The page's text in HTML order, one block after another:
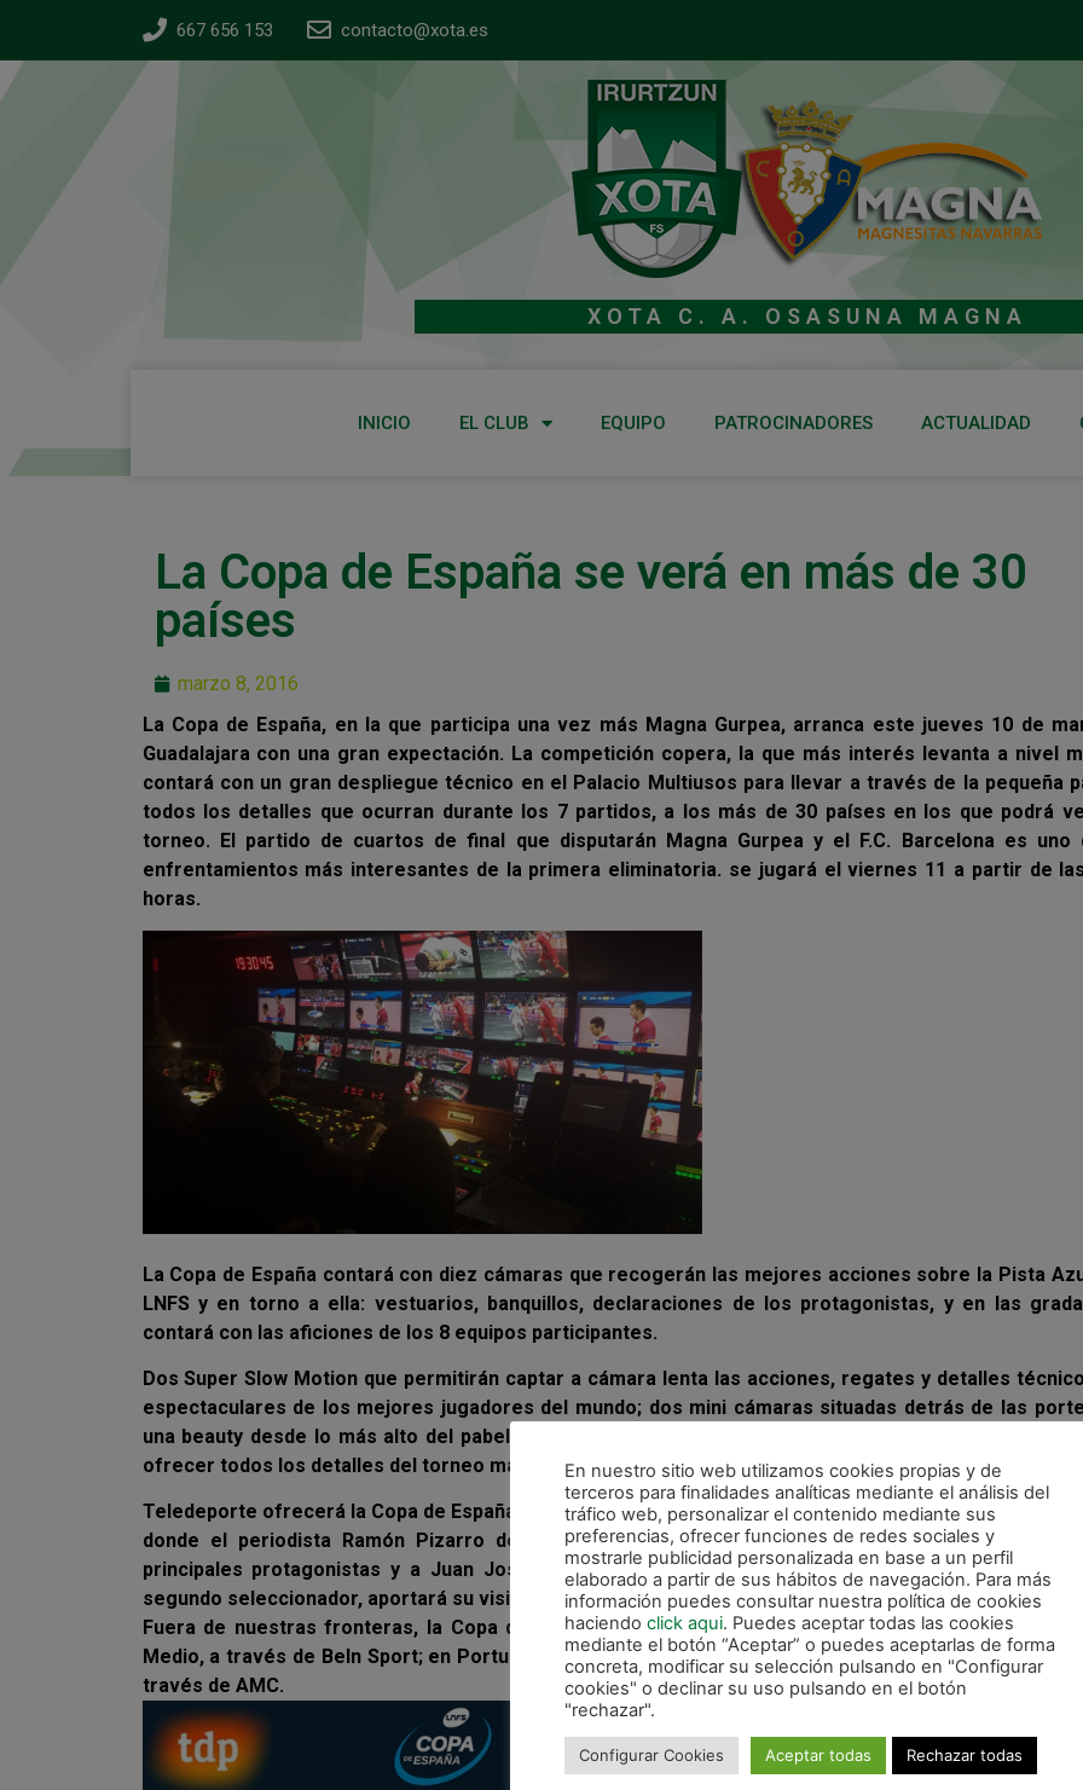
667 656 153 contacto@xota.es
XOTA C. A. OSASUNA MAGNA
INICIO EL CLUB EQUIPO PATROCINADORES ACTUALIDAD
La Copa de España se verá en más de 30
países
marzo 8, 2016
La Copa de España, en la que participa una vez más Magna Gurpea, arranca este jueves 10 de
Guadalajara con una gran expectación. La competición copera, la que más interés levanta a nivel
contará con un gran despliegue técnico en el Palacio Multiusos para llevar a través de la pequeña
todos los detalles que ocurran durante los 7 partidos, a los más de 30 países en los que podrá
torneo. El partido de cuartos de final que disputarán Magna Gurpea y el F.C. Barcelona es uno
enfrentamientos más interesantes de la primera eliminatoria. se jugará el viernes 11 a partir de
horas.
La Copa de España contará con diez cámaras que recogerán las mejores acciones sobre la Pista
LNFS y en torno a ella: vestuarios, banquillos, declaraciones de los protagonistas, y en las
contará con las aficiones de los 8 equipos participantes.
Dos Super Slow Motion que permitirán captar a cámara lenta las acciones, regates y detalles
espectaculares de los mejores jugadores del mundo; dos mini cámaras situadas detrás de las
una beauty desde lo más alto del pabellón, serán los principales atractivos de una apuesta
ofrecer todos los detalles del torneo más prestigioso del Fútbol Sala Nacional.
Teledeporte ofrecerá la Copa de España íntegramente en directo, con un previo de 15 minutos cada
donde el periodista Ramón Pizarro desgranará todo lo que acontezca durante el torneo,
principales protagonistas y a Juan José Rodriguez-Navia ‘Cancho’, el que fuera portero
segundo seleccionador, aportará su visión técnica en cada partido.
Fuera de nuestras fronteras, la Copa de España podrá verse en 26 países del norte de África y
Medio, a través de BeIn Sport; en Portugal, a través de TVI24, y en Hungría, República Checa y
través de AMC.
En nuestro sitio web utilizamos cookies propias y de
terceros para finalidades analíticas mediante el análisis del
tráfico web, personalizar el contenido mediante sus
preferencias, ofrecer funciones de redes sociales y
mostrarle publicidad personalizada en base a un perfil
elaborado a partir de sus hábitos de navegación. Para más
información puedes consultar nuestra política de cookies
haciendo click aqui. Puedes aceptar todas las cookies
mediante el botón “Aceptar” o puedes aceptarlas de forma
concreta, modificar su selección pulsando en "Configurar
cookies" o declinar su uso pulsando en el botón
"rechazar".
Configurar Cookies Aceptar todas Rechazar todas